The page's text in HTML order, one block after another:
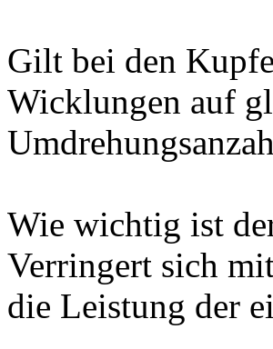
Gilt bei den
Wicklungen auf
Wie wichtig ist
Verringert sich
die Leistung der